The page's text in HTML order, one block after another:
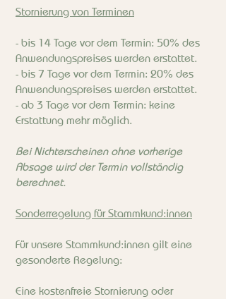
Stornierung von Terminen
- bis 14 Tage vor dem Termin: 50% des
Anwendungspreises werden erstattet.
- bis 7 Tage vor dem Termin: 20% des
Anwendungspreises werden erstattet.
- ab 3 Tage vor dem Termin: keine
Erstattung mehr möglich.
Bei Nichterscheinen ohne vorherige
Absage wird der Termin vollständig
berechnet.
Sonderregelung für Stammkund:innen
Für unsere Stammkund:innen gilt eine
gesonderte Regelung:
Eine kostenfreie Stornierung oder